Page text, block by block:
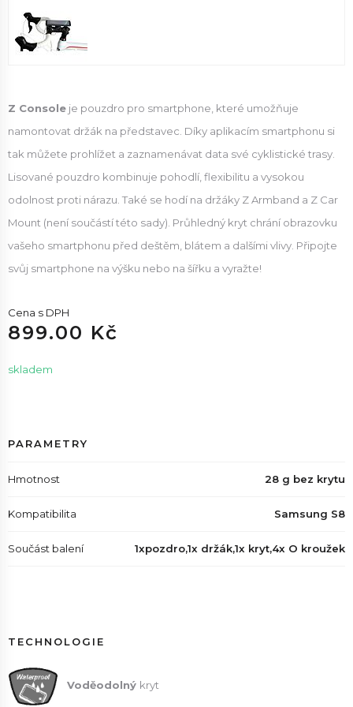
Z Console je pouzdro pro smartphone, které umožňuje
namontovat držák na představec. Díky aplikacím smartphonu si
tak můžete prohlížet a zaznamenávat data své cyklistické trasy.
Lisované pouzdro kombinuje pohodlí, flexibilitu a vysokou
odolnost proti nárazu. Také se hodí na držáky Z Armband a Z Car
Mount (není součástí této sady). Průhledný kryt chrání obrazovku
vašeho smartphonu před deštěm, blátem a dalšími vlivy. Připojte
svůj smartphone na výšku nebo na šířku a vyražte!
Cena s DPH
899.00 Kč
skladem
PARAMETRY
Hmotnost 28 g bez krytu
Kompatibilita Samsung S8
Součást balení 1xpozdro,1x držák,1x kryt,4x O kroužek
TECHNOLOGIE
Voděodolný kryt